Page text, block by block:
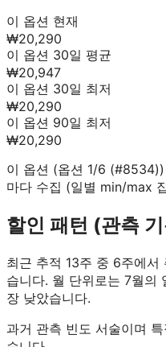
이 옵션 현재
₩20,290
이 옵션 30일 평균
₩20,947
이 옵션 30일 최저
₩20,290
이 옵션 90일 최저
₩20,290
이 옵션 (옵션 1/6 (#8534)
마다 수집 (일별 min/max
할인 패턴 (관측
최근 추적 13주 중 6주에서
습니다. 월 단위로는 7월의
장 낮았습니다.
과거 관측 빈도 서술이며